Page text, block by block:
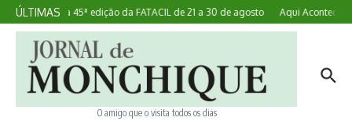
Ir para o conteúdo
ÚLTIMAS
Lagoa realiza 45ª edição da FATACIL de 21 a 30 de agosto Aqui Acontece:
O amigo que o visita todos os dias